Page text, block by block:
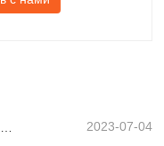
торможения
различных типов
2023-07-04